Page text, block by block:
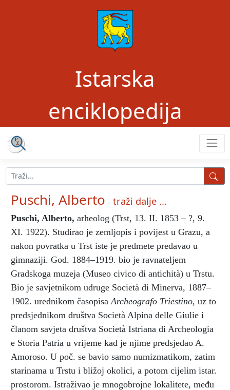
Istarska
enciklopedija
Puschi, Alberto traži dalje ...
Puschi, Alberto, arheolog (Trst, 13. II. 1853 – ?, 9.
XI. 1922). Studirao je zemljopis i povijest u Grazu, a
nakon povratka u Trst iste je predmete predavao u
gimnaziji. God. 1884–1919. bio je ravnateljem
Gradskoga muzeja (Museo civico di antichità) u Trstu.
Bio je savjetnikom udruge Società di Minerva, 1887–
1902. urednikom časopisa Archeografo Triestino, uz to
predsjednikom društva Società Alpina delle Giulie i
članom savjeta društva Società Istriana di Archeologia
e Storia Patria u vrijeme kad je njime predsjedao A.
Amoroso. U poč. se bavio samo numizmatikom, zatim
starinama u Trstu i bližoj okolici, a potom cijelim istar.
prostorom. Istraživao je mnogobrojne lokalitete, među